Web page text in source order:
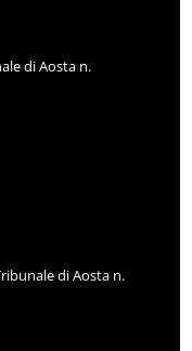
di Aosta n.
di Aosta n.